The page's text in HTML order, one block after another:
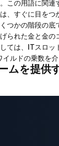
この用語に関連
、すぐに目をつ
つかの階段の底
られた金と金の
ては、ITスロッ
ルドの乗数を介
ムを提供